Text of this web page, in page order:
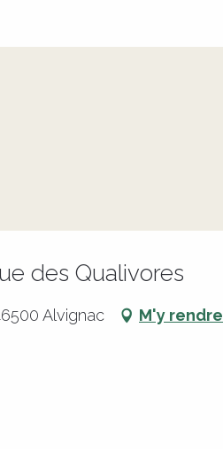
des Qualivores
Alvignac M'y rendre